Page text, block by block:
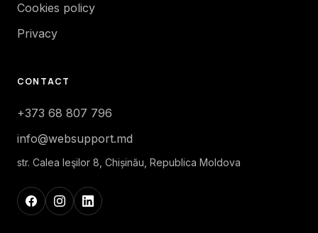
Cookies policy
Privacy
CONTACT
+373 68 807 796
info@websupport.md
str. Calea Ieşilor 8, Chișinău, Republica Moldova